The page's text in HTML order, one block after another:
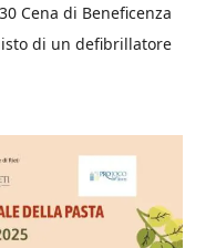
Cena di Beneficenza
di un defibrillatore